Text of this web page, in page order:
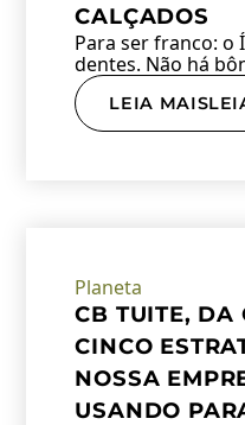
CALÇADOS
Para ser franco: o
dentes. Não há
LEIA
Planeta
CB TUITE, DA
CINCO
NOSSA
USANDO